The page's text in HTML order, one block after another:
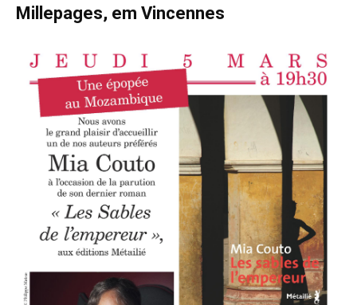
Millepages, em Vincennes